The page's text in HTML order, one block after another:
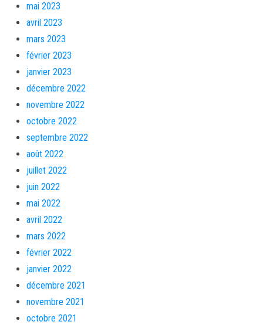
mai 2023
avril 2023
mars 2023
février 2023
janvier 2023
décembre 2022
novembre 2022
octobre 2022
septembre 2022
août 2022
juillet 2022
juin 2022
mai 2022
avril 2022
mars 2022
février 2022
janvier 2022
décembre 2021
novembre 2021
octobre 2021